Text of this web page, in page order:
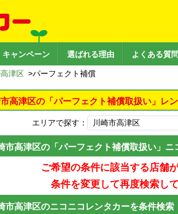
キャンペーン 選ばれる理由 よくある質問
高津区 >パーフェクト補償
高津区の「パーフェクト補償取扱い」レ
エリアで探す：
市高津区の「パーフェクト補償取扱い」
ご希望の条件に該当する店舗
条件を変更して再度検索して
市高津区のニコニコレンタカーを条件検索